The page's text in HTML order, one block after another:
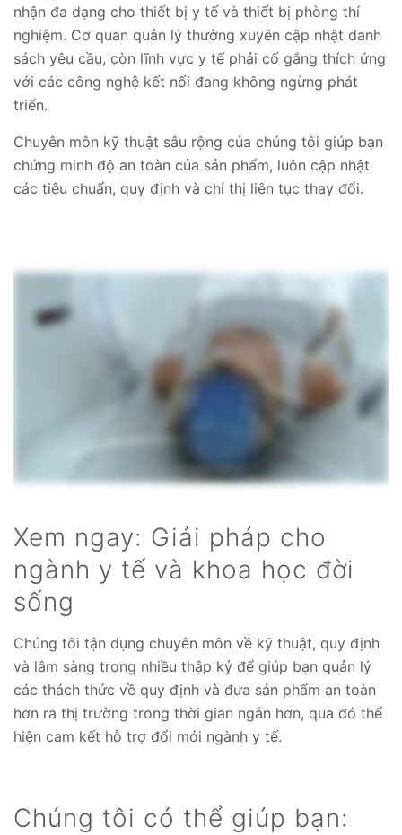
nhận đa dạng cho thiết bị y tế và thiết bị phòng thí
nghiệm. Cơ quan quản lý thường xuyên cập nhật danh
sách yêu cầu, còn lĩnh vực y tế phải cố gắng thích ứng
với các công nghệ kết nối đang không ngừng phát
triển.
Chuyên môn kỹ thuật sâu rộng của chúng tôi giúp bạn
chứng minh độ an toàn của sản phẩm, luôn cập nhật
các tiêu chuẩn, quy định và chỉ thị liên tục thay đổi.
Xem ngay: Giải pháp cho
ngành y tế và khoa học đời
sống
Chúng tôi tận dụng chuyên môn về kỹ thuật, quy định
và lâm sàng trong nhiều thập kỷ để giúp bạn quản lý
các thách thức về quy định và đưa sản phẩm an toàn
hơn ra thị trường trong thời gian ngắn hơn, qua đó thể
hiện cam kết hỗ trợ đổi mới ngành y tế.
Chúng tôi có thể giúp bạn: